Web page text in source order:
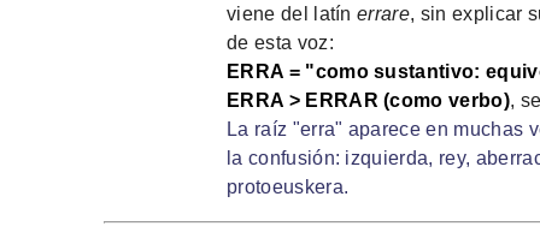
viene del latínerrare, sin explicar
de esta voz:
ERRA = "como sustantivo:
ERRA > ERRAR (como verbo),
La raíz "erra" aparece en muchas
la confusión: izquierda, rey,
protoeuskera.